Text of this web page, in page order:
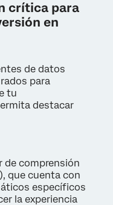
crítica para
en
de datos
para
tu
destacar
de comprensión
que cuenta con
específicos
la experiencia